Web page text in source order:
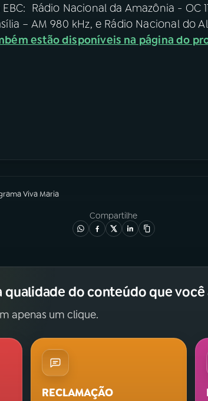
Rádio Nacional da Amazônia - OC
– AM 980 kHz, e Rádio Nacional do
estão disponíveis na página do
Viva Maria
Compartilhe
qualidade do conteúdo que você
apenas um clique.
RECLAMAÇÃO